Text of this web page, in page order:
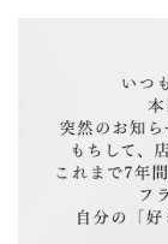
夏にた
とって
がとう
します